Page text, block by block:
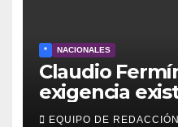
* NACIONALES
Claudio
exigencia
defensa de la
EQUIPO DE